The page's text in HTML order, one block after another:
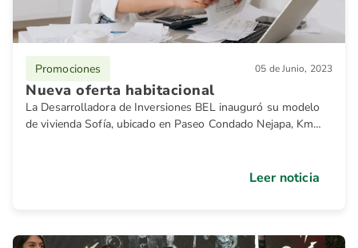
Promociones 05 de Junio, 2023
Nueva oferta habitacional
La Desarrolladora de Inversiones BEL inauguró su modelo
de vivienda Sofía, ubicado en Paseo Condado Nejapa, Km
comedor, la otra tiene tres habitaciones, dos baños, sala,
Leer noticia